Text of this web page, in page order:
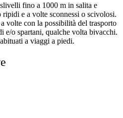
fino a 1000 m in salita e
e a volte sconnessi o scivolosi.
volte con la possibilità del trasporto
e/o spartani, qualche volta bivacchi.
a viaggi a piedi.